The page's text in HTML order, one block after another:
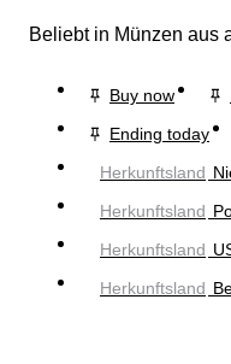
Beliebt in Münzen aus
Buy now
Ending today
Herkunftsland
Herkunftsland
Herkunftsland
Herkunftsland